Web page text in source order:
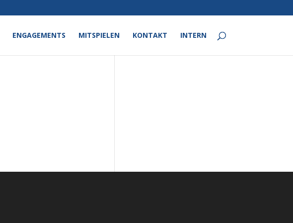
ENGAGEMENTS MITSPIELEN KONTAKT INTERN